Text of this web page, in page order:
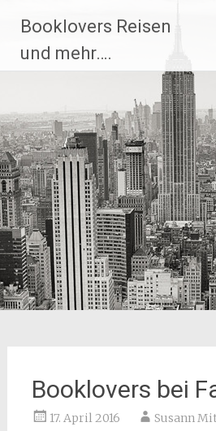
Inhalt
springen
Booklovers Reisen
und mehr….
Booklovers bei
17. April 2016 Susann